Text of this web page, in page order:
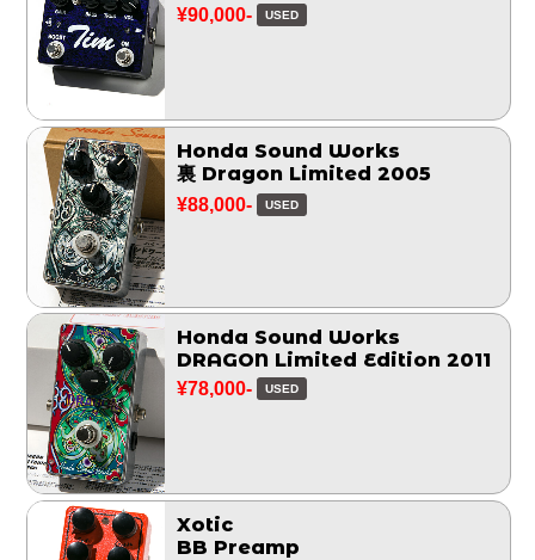
¥90,000- USED
Honda Sound Works
裏 Dragon Limited 2005
¥88,000- USED
Honda Sound Works
DRAGON Limited Edition 2011
¥78,000- USED
Xotic
BB Preamp